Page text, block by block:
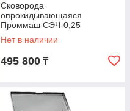
Сковорода
опрокидывающаяся
Проммаш СЭЧ-0,25
Нет в наличии
495 800 ₸